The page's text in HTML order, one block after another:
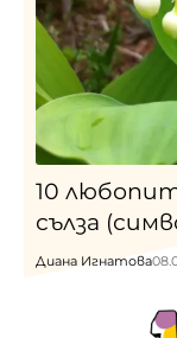
10
сълза
Диана Игнатова